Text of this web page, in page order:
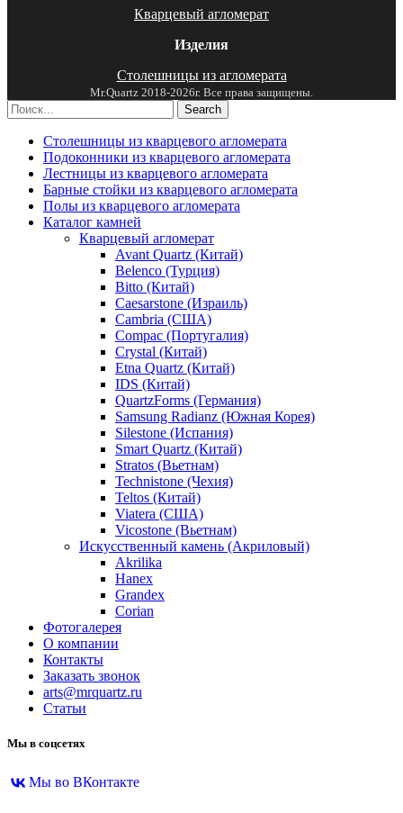
Кварцевый агломерат
Изделия
Столешницы из агломерата
Mr.Quartz 2018-2026г. Все права защищены.
Search
Столешницы из кварцевого агломерата
Подоконники из кварцевого агломерата
Лестницы из кварцевого агломерата
Барные стойки из кварцевого агломерата
Полы из кварцевого агломерата
Каталог камней
Кварцевый агломерат
Avant Quartz (Китай)
Belenco (Турция)
Bitto (Китай)
Caesarstone (Израиль)
Cambria (США)
Compac (Португалия)
Crystal (Китай)
Etna Quartz (Китай)
IDS (Китай)
QuartzForms (Германия)
Samsung Radianz (Южная Корея)
Silestone (Испания)
Smart Quartz (Китай)
Stratos (Вьетнам)
Technistone (Чехия)
Teltos (Китай)
Viatera (США)
Vicostone (Вьетнам)
Искусственный камень (Акриловый)
Akrilika
Hanex
Grandex
Corian
Фотогалерея
О компании
Контакты
Заказать звонок
arts@mrquartz.ru
Статьи
Мы в соцсетях
Мы во ВКонтакте